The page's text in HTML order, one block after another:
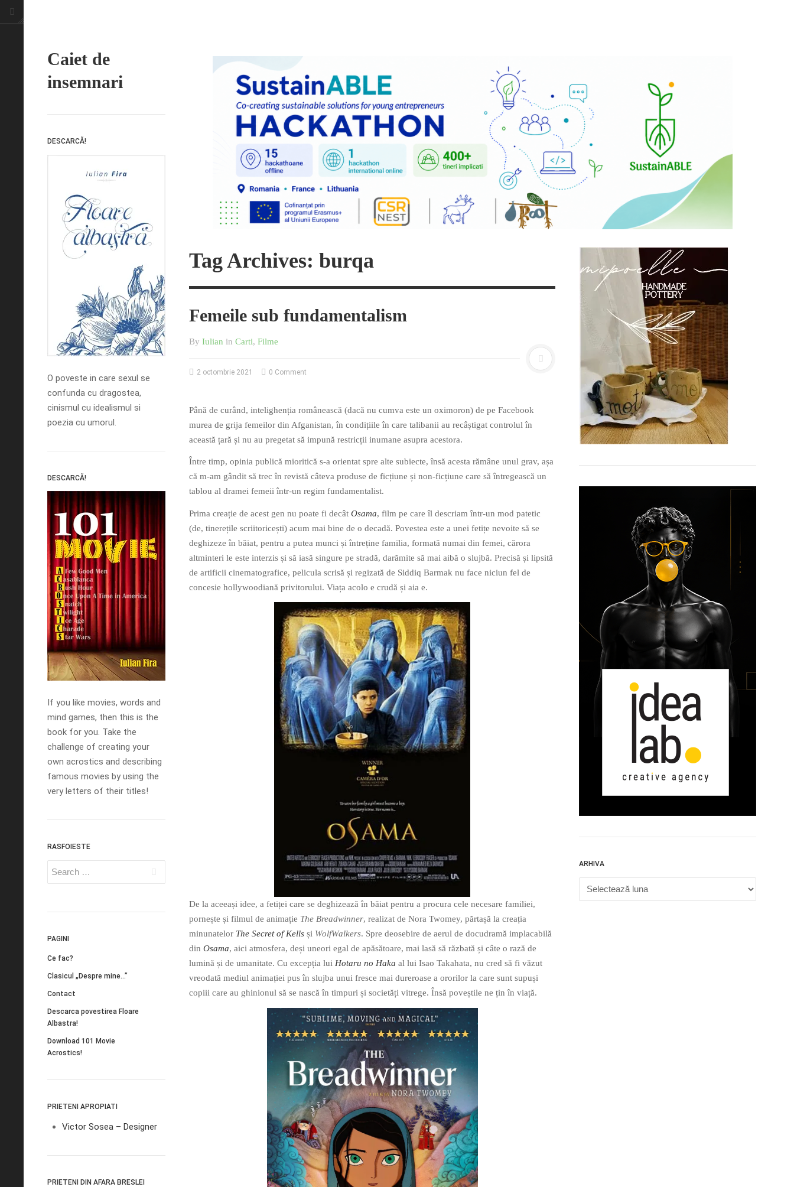
Caiet de
insemnari
DESCARCĂ!
O poveste in care sexul se
confunda cu dragostea,
cinismul cu idealismul si
poezia cu umorul.
DESCARCĂ!
If you like movies, words and
mind games, then this is the
book for you. Take the
challenge of creating your
own acrostics and describing
famous movies by using the
very letters of their titles!
RASFOIESTE
PAGINI
Ce fac?
Clasicul „Despre mine…”
Contact
Descarca povestirea Floare
Albastra!
Download 101 Movie
Acrostics!
PRIETENI APROPIATI
Victor Sosea – Designer
PRIETENI DIN AFARA BRESLEI
Tag Archives: burqa
Femeile sub fundamentalism
By Iulian in Carti, Filme
2 octombrie 2021 0 Comment
Până de curând, intelighenția românească (dacă nu cumva este un oximoron) de pe Facebook
murea de grija femeilor din Afganistan, în condițiile în care talibanii au recâștigat controlul în
această țară și nu au pregetat să impună restricții inumane asupra acestora.
Între timp, opinia publică mioritică s-a orientat spre alte subiecte, însă acesta rămâne unul grav, așa
că m-am gândit să trec în revistă câteva produse de ficțiune și non-ficțiune care să întregească un
tablou al dramei femeii într-un regim fundamentalist.
Prima creație de acest gen nu poate fi decât Osama, film pe care îl descriam într-un mod patetic
(de, tinerețile scriitoricești) acum mai bine de o decadă. Povestea este a unei fetițe nevoite să se
deghizeze în băiat, pentru a putea munci și întreține familia, formată numai din femei, cărora
altminteri le este interzis și să iasă singure pe stradă, darămite să mai aibă o slujbă. Precisă și lipsită
de artificii cinematografice, pelicula scrisă și regizată de Siddiq Barmak nu face niciun fel de
concesie hollywoodiană privitorului. Viața acolo e crudă și aia e.
De la aceeași idee, a fetiței care se deghizează în băiat pentru a procura cele necesare familiei,
pornește și filmul de animație The Breadwinner, realizat de Nora Twomey, părtașă la creația
minunatelor The Secret of Kells și WolfWalkers. Spre deosebire de aerul de docudramă implacabilă
din Osama, aici atmosfera, deși uneori egal de apăsătoare, mai lasă să răzbată și câte o rază de
lumină și de umanitate. Cu excepția lui Hotaru no Haka al lui Isao Takahata, nu cred să fi văzut
vreodată mediul animației pus în slujba unui fresce mai dureroase a ororilor la care sunt supuși
copiii care au ghinionul să se nască în timpuri și societăți vitrege. Însă poveștile ne țin în viață.
ARHIVA
Arhiva